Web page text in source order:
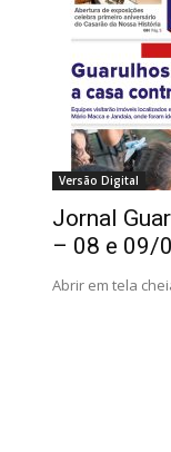
Versão Digital
Jornal
– 08 e 09/
Abrir em tela